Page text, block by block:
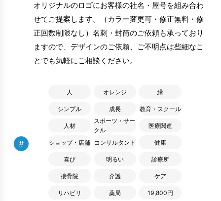
オリジナルのロゴにお客様の社名・屋号を組み合わ
せてご提案します。（カラー変更可・修正無料・修
正回数制限なし）名刺・封筒のご依頼も承っており
ますので、デザインのご依頼、ご不明点は些細なこ
とでも気軽にご相談ください。
#
人 オレンジ 緑
シンプル 成長 教育・スクール
人材
スポーツ・サー
クル
医療関連
ショップ・店舗 コンサルタント 健康
喜び 明るい 診療所
接骨院 介護 ケア
リハビリ 薬局 19,800円